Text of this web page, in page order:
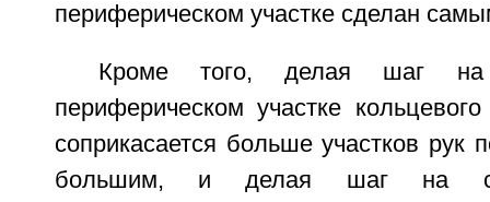
периферическом участке сделан
Кроме того, делая шаг
периферическом участке
соприкасается больше участков рук
большим, и делая шаг на